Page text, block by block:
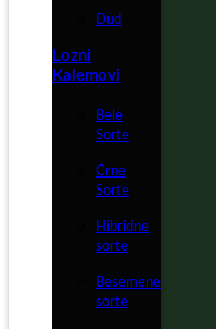
Dud
Lozni
Kalemovi
Bele
Sorte
Crne
Sorte
Hibridne
sorte
Besemene
sorte